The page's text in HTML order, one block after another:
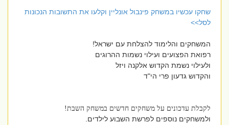
שחקו עכשיו במשחק פינבול אונליין וקלעו את התשובות הנכונות
לסל>>
המשחקים והלימוד להצלחת עם ישראל!
רפואת הפצועים ועילוי נשמות ההרוגים
ולעילוי נשמת הקדוש אלקנה ויזל
והקדוש גדעון פרי הי"ד
לקבלת עדכונים על משחקים חדשים במשחק השבת!
ולמשחקים נוספים לפרשת השבוע לילדים.